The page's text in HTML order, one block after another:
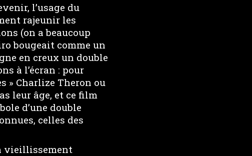
l’usage du
rajeunir les
(on a beaucoup
bougeait comme un
en creux un double
à l’écran : pour
» Charlize Theron ou
leur âge, et ce film
d’une double
celles des
vieillissement